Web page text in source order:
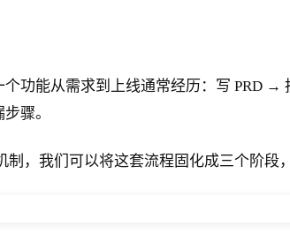
个功能从需求到上线通常经历：写 PRD
骤。
制，我们可以将这套流程固化成三个阶段